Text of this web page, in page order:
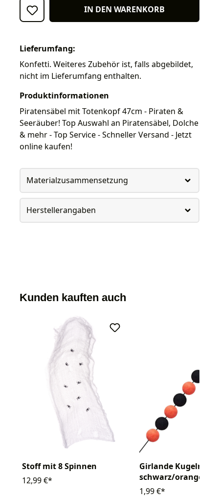
IN DEN WARENKORB
Lieferumfang:
Konfetti. Weiteres Zubehör ist, falls abgebildet,
nicht im Lieferumfang enthalten.
Produktinformationen
Piratensäbel mit Totenkopf 47cm - Piraten &
Seeräuber! Top Auswahl an Piratensäbel, Dolche
& mehr - Top Service - Schneller Versand - Jetzt
online kaufen!
Materialzusammensetzung
Herstellerangaben
Kunden kauften auch
Stoff mit 8 Spinnen
12,99 €*
Girlande Kugeln
schwarz/orange
1,99 €*